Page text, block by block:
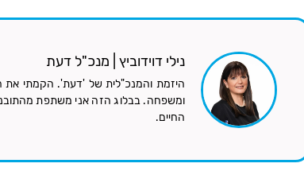
נילי דוידוביץ | מנכ"ל דעת
היזמת והמנכ"לית של 'דעת'. הקמתי את
ומשפחה. בבלוג הזה אני משתפת מהתובנות
החיים.